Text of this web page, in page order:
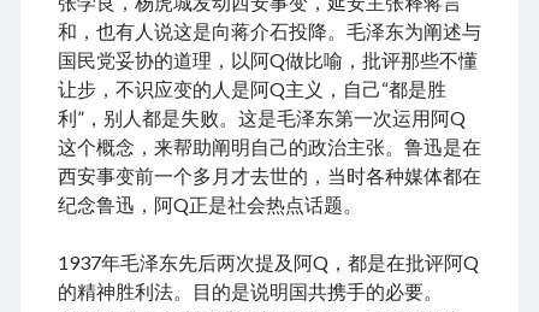
December 2016
February 2016
September 2015
July 2015
September 2014
March 2014
July 2013
October 2012
March 2011
June 2009
和，也有人说这是向蒋介石投降。毛泽东为阐述与
国民党妥协的道理，以阿Q做比喻，批评那些不懂
让步，不识应变的人是阿Q主义，自己“都是胜
利”，别人都是失败。这是毛泽东第一次运用阿Q
这个概念，来帮助阐明自己的政治主张。鲁迅是在
西安事变前一个多月才去世的，当时各种媒体都在
纪念鲁迅，阿Q正是社会热点话题。
1937年毛泽东先后两次提及阿Q，都是在批评阿Q
的精神胜利法。目的是说明国共携手的必要。